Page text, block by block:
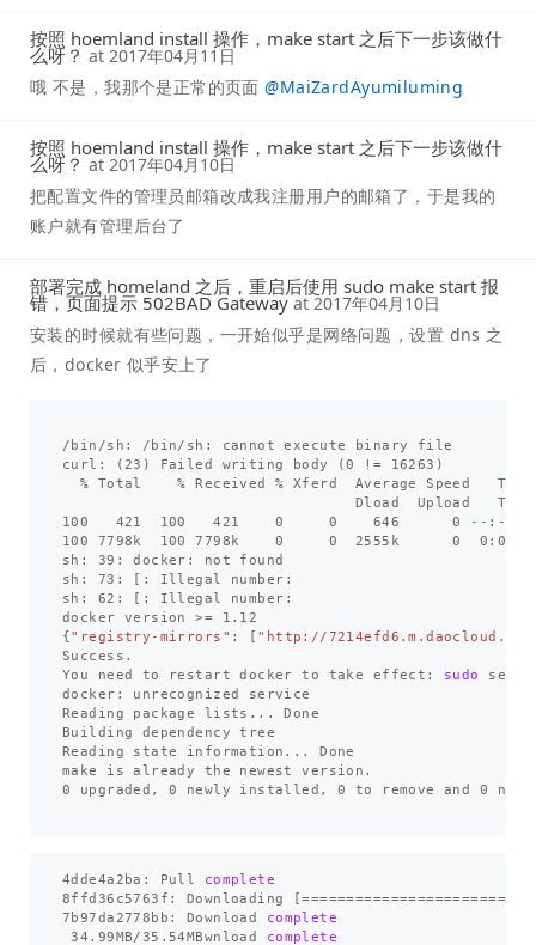
按照 hoemland install 操作，make start 之后下一步该做什
么呀？ at 2017年04月11日
哦 不是，我那个是正常的页面@MaiZardAyumiluming
按照 hoemland install 操作，make start 之后下一步该做什
么呀？ at 2017年04月10日
把配置文件的管理员邮箱改成我注册用户的邮箱了，于是我的
账户就有管理后台了
部署完成 homeland 之后，重启后使用 sudo make start 报
错，页面提示 502BAD Gateway at2017年04月10日
安装的时候就有些问题，一开始似乎是网络问题，设置 dns 之
后，docker 似乎安上了
/bin/sh: /bin/sh: cannot execute binary file
curl:
(23 ) Failed writing body (0 != 16263 )
% Total    % Received % Xferd  Average Speed
Dload  Upload
100   421  100   421    0     0    646      0 -- :--
100 7798k  100 7798k    0     0  2555k      0
sh: 39: docker: not found
sh: 73:
[ : Illegal number:
sh: 62:
[ : Illegal number:
docker version >=
{"registry-mirrors" : [ "http://7214efd6.m.daocloud.io"
Success.
You need to restart docker to take effect: sudo
docker: unrecognized service
Reading package lists... Done
Building dependency tree
Reading state information... Done
make is already the newest version.
0 upgraded, 0 newly installed, 0 to remove and 0 not
4dde4a2ba: Pull
8ffd36c5763f: Downloading
7b97da2778bb: Download
complete
34.99MB/35.54MBwnload